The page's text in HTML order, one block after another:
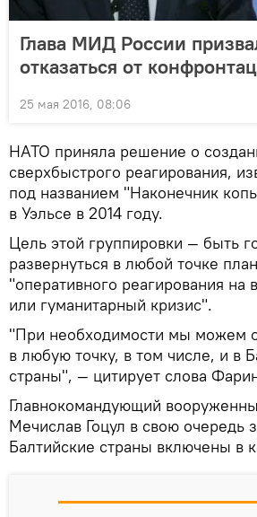
Глава МИД России
отказаться от
25 мая 2016, 08:06
НАТО приняла решение о
сверхбыстрого реагирования,
под названием "Наконечник
в Уэльсе в 2014 году.
Цель этой группировки — быть
развернуться в любой точке
"оперативного реагирования на
или гуманитарный кризис".
"При необходимости мы можем
в любую точку, в том числе, и в
страны", — цитирует слова
Главнокомандующий
Мечислав Гоцул в свою очередь
Балтийские страны включены в